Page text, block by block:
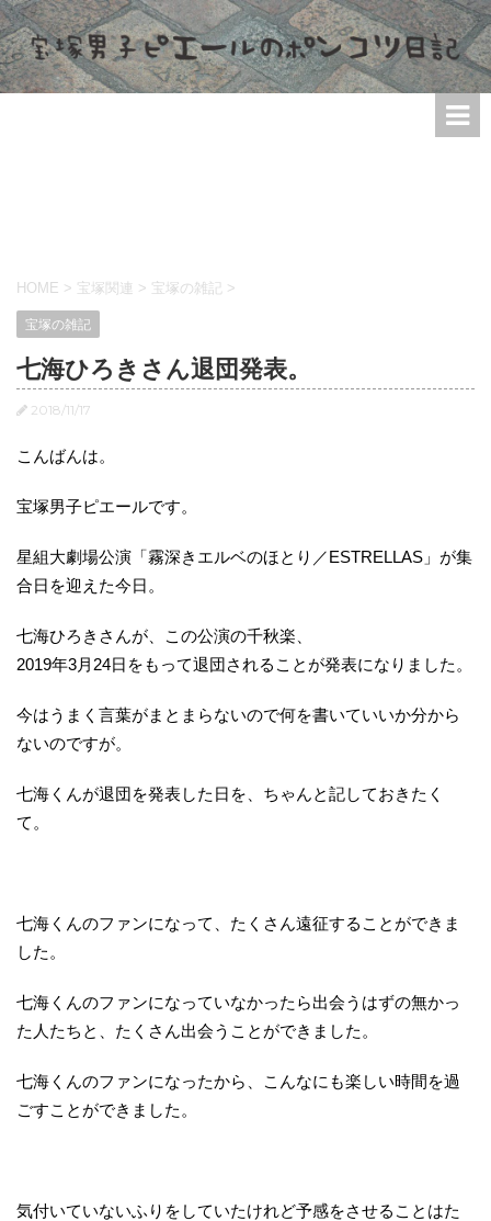
HOME > 宝塚関連 > 宝塚の雑記 >
宝塚の雑記
七海ひろきさん退団発表。
2018/11/17
こんばんは。
宝塚男子ピエールです。
星組大劇場公演「霧深きエルベのほとり／ESTRELLAS」が集
合日を迎えた今日。
七海ひろきさんが、この公演の千秋楽、
2019年3月24日をもって退団されることが発表になりました。
今はうまく言葉がまとまらないので何を書いていいか分から
ないのですが。
七海くんが退団を発表した日を、ちゃんと記しておきたく
て。
七海くんのファンになって、たくさん遠征することができま
した。
七海くんのファンになっていなかったら出会うはずの無かっ
た人たちと、たくさん出会うことができました。
七海くんのファンになったから、こんなにも楽しい時間を過
ごすことができました。
気付いていないふりをしていたけれど予感をさせることはた